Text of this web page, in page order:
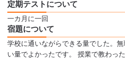
定期テストについて
一カ月に一回
宿題について
学校に通いながらできる量でした。
い量でよかったです。 授業で教わっ